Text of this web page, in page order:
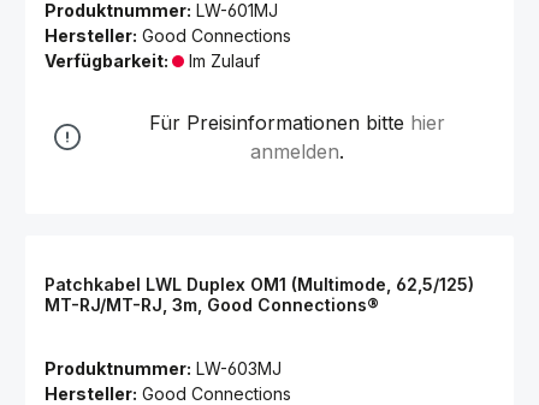
Produktnummer: LW-601MJ
Hersteller: Good Connections
Verfügbarkeit:
Im Zulauf
Für Preisinformationen bitte hier
anmelden.
Patchkabel LWL Duplex OM1 (Multimode, 62,5/125)
MT-RJ/MT-RJ, 3m, Good Connections®
Produktnummer: LW-603MJ
Hersteller: Good Connections